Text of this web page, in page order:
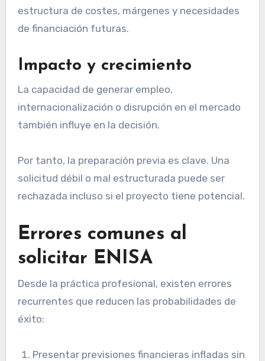
estructura de costes, márgenes y necesidades
de financiación futuras.
Impacto y crecimiento
La capacidad de generar empleo,
internacionalización o disrupción en el mercado
también influye en la decisión.
Por tanto, la preparación previa es clave. Una
solicitud débil o mal estructurada puede ser
rechazada incluso si el proyecto tiene potencial.
Errores comunes al
solicitar ENISA
Desde la práctica profesional, existen errores
recurrentes que reducen las probabilidades de
éxito:
Presentar previsiones financieras infladas sin